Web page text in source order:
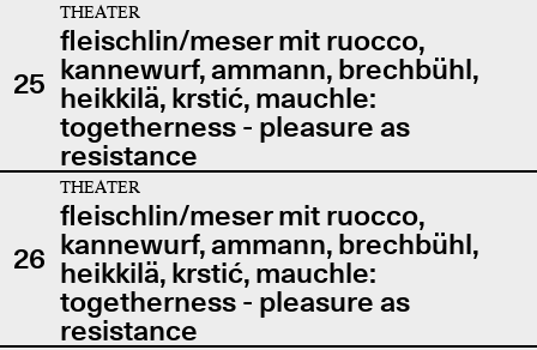
25
THEATER
fleischlin/meser mit ruocco,
kannewurf, ammann, brechbühl,
heikkilä, krstić, mauchle:
togetherness - pleasure as
resistance
26
THEATER
fleischlin/meser mit ruocco,
kannewurf, ammann, brechbühl,
heikkilä, krstić, mauchle:
togetherness - pleasure as
resistance